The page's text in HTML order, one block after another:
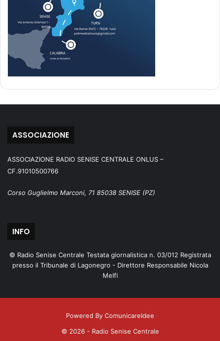
ASSOCIAZIONE
ASSOCIAZIONE RADIO SENISE CENTRALE ONLUS –
CF.91010500766
Corso Guglielmo Marconi, 71 85038 SENISE (PZ)
INFO
© Radio Senise Centrale Testata giornalistica n. 03/012 Registrata
presso il Tribunale di Lagonegro - Direttore Responsabile Nicola
Melfi
Powered By ComunicareIdee
© 2026 - Radio Senise Centrale